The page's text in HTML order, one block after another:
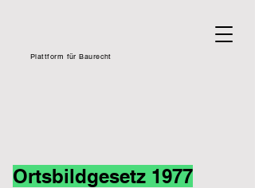
Plattform für Baurecht
Ortsbildgesetz 1977